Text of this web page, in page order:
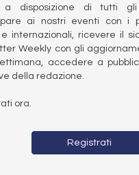
a disposizione di tutti
ai nostri eventi con i
internazionali, ricevere il
Weekly con gli
accedere a
della redazione.
ora.
Registrati